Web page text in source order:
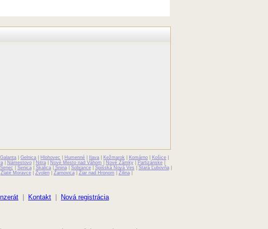
Galanta |Gelnica Hlohovec Humenné Ilava Kežmarok Komárno Košice
| Námestovo| Nitra| Nové Mesto nad Váhom Nové Zámky| Partizánske|
Senec Senica| Skalica| Snina| Sobrance| Spišská Nová Ves Stará Ľubovňa|
Zlaté Moravce| Zvolen| Žarnovica| Žiar nad Hronom Žilina|
Kontakt Nová registrácia